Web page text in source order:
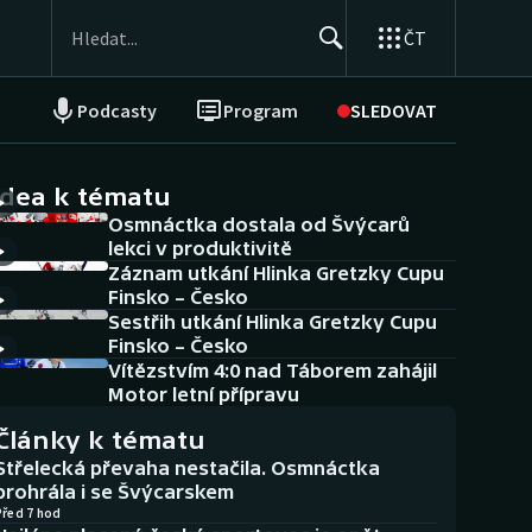
ČT
Podcasty Program SLEDOVAT
NEPŘEHLÉDNĚTE
Historické návraty
Aplikace ČT sport
AZ kvíz
k tématu
Osmnáctka dostala od Švýcarů
lekci v produktivitě
Záznam utkání Hlinka Gretzky Cupu
Finsko – Česko
Sestřih utkání Hlinka Gretzky Cupu
Finsko – Česko
Vítězstvím 4:0 nad Táborem zahájil
Motor letní přípravu
k tématu
převaha nestačila. Osmnáctka
i se Švýcarskem
7 hod